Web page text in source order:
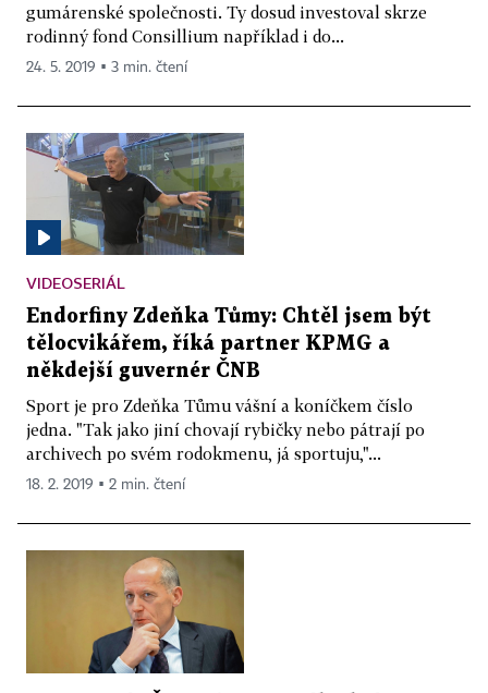
gumárenské společnosti. Ty dosud investoval skrze
rodinný fond Consillium například i do...
24. 5. 2019 ▪ 3 min. čtení
VIDEOSERIÁL
Endorfiny Zdeňka Tůmy: Chtěl jsem být
tělocvikářem, říká partner KPMG a
někdejší guvernér ČNB
Sport je pro Zdeňka Tůmu vášní a koníčkem číslo
jedna. "Tak jako jiní chovají rybičky nebo pátrají po
archivech po svém rodokmenu, já sportuju,"...
18. 2. 2019 ▪ 2 min. čtení